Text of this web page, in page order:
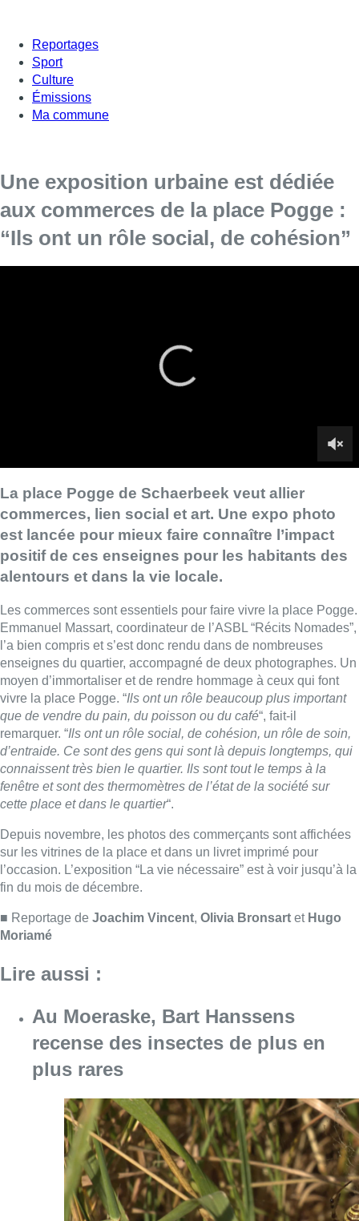
Reportages
Sport
Culture
Émissions
Ma commune
Une exposition urbaine est dédiée
aux commerces de la place Pogge :
“Ils ont un rôle social, de cohésion”
alentours et dans la vie locale.
l’a bien compris et s’est donc rendu dans de nombreuses
enseignes du quartier, accompagné de deux photographes. Un
moyen d’immortaliser et de rendre hommage à ceux qui font
que de vendre du pain, du poisson ou du café“, fait-il
remarquer. “Ils ont un rôle social, de cohésion, un rôle de soin,
d’entraide. Ce sont des gens qui sont là depuis longtemps, qui
connaissent très bien le quartier. Ils sont tout le temps à la
fenêtre et sont des thermomètres de l’état de la société sur
Depuis novembre, les photos des commerçants sont affichées
sur les vitrines de la place et dans un livret imprimé pour
l’occasion. L’exposition “La vie nécessaire” est à voir jusqu’à la
fin du mois de décembre.
■ Reportage deJoachim Vincent,Olivia Bronsart etHugo
Moriamé
Lire aussi :
Au Moeraske, Bart Hanssens
recense des insectes de plus en
plus rares
08 août 2026Consulter l'article "Au Moeraske, Bart
Marathon de contrôles de vitesse